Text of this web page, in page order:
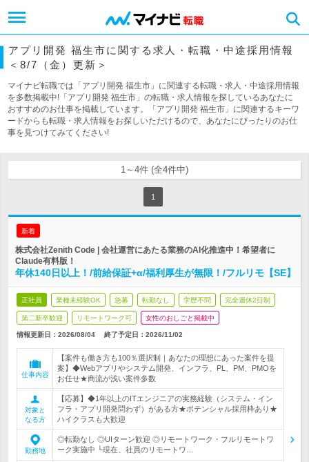
アプリ開発 福生市に関する求人・転職・中途採用情報
＜8/7（金）更新＞
マイナビ転職では「アプリ開発 福生市」に関連する転職・求人・中途採用情報
を多数掲載中!「アプリ開発 福生市」の転職・求人情報を探しているあなたに
おすすめのお仕事を掲載しています。「アプリ開発 福生市」に関連するキーワ
ードからも転職・求人情報をお探しいただけるので、あなたにぴったりのお仕
事を見つけてみてください!
1～4件 (全4件中)
1
新着
株式会社Zenith Code | 会社運営にあたる業務のAI化推進中！希望者に
Claude有料版！
年休140日以上！/前給保証+α/福利厚生が無限！/フルリモ【SE】
正社員 業種未経験OK 急募 転勤なし 学歴不問 完全週休2日制
第二新卒歓迎 リモートワーク可 女性のおしごと掲載中
情報更新日：2026/08/04 終了予定日： 2026/11/02
仕事内容
【案件も働き方も100％選択制｜あなたの理想にあった案件を提
案】◆Webアプリやシステム開発、インフラ、PL、PM、PMOを
お任せ★商流が浅い案件多数
対象と
なる方
【応募】◆1年以上のITエンジニアの実務経験（システム・イン
フラ・アプリ開発問わず）がある方★ポテンシャル採用枠あり★
ハイクラスも大歓迎
勤務地
◎転勤なし ◎UIターン歓迎 ◎リモートワーク・フルリモートワ
ーク実施中 └現在、社員のリモートワ…